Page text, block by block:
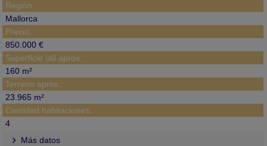
Región:
Mallorca
Precio:
850.000 €
Superficie útil aprox.:
160 m²
Terreno aprox.:
23.965 m²
Cantidad habitaciones:
4
Más datos